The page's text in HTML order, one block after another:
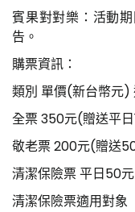
賓果對對樂：活動
告。
購票資訊：
類別 單價(新台幣元)
全票 350元(贈送平
敬老票 200元(贈送
清潔保險票 平日50
清潔保險票適用對象